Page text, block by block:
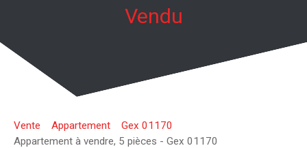
Vendu
Vente Appartement
Gex 01170
Appartement à vendre, 5 pièces - Gex 01170